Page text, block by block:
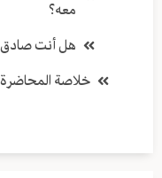
معه؟
هل أنت صادق
خلاصة المحاضرة